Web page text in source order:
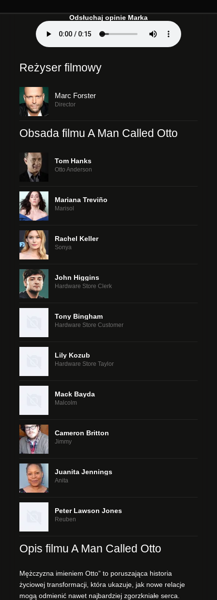
Odsłuchaj opinie Marka
Reżyser filmowy
Marc Forster
Director
Obsada filmu A Man Called Otto
Tom Hanks
Otto Anderson
Mariana Treviño
Marisol
Rachel Keller
Sonya
John Higgins
Hardware Store Clerk
Tony Bingham
Hardware Store Customer
Lily Kozub
Hardware Store Taylor
Mack Bayda
Malcolm
Cameron Britton
Jimmy
Juanita Jennings
Anita
Peter Lawson Jones
Reuben
Opis filmu A Man Called Otto
Mężczyzna imieniem Otto” to poruszająca historia
życiowej transformacji, która ukazuje, jak nowe relacje
mogą odmienić nawet najbardziej zgorzkniałe serca.